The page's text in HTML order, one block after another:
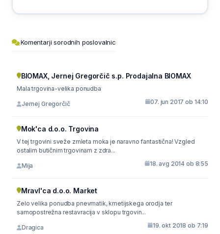
Komentarji sorodnih poslovalnic
BIOMAX, Jernej Gregorčič s.p. Prodajalna BIOMAX
Mala trgovina-velika ponudba
Jernej Gregorčič 07. jun 2017 ob 14:10
Mok'ca d.o.o. Trgovina
V tej trgovini sveže zmleta moka je naravno fantastična! Vzgled
ostalim butičnim trgovinam z zdra...
Mija 18. avg 2014 ob 8:55
Mravl'ca d.o.o. Market
Zelo velika ponudba pnevmatik, kmetijskega orodja ter
samopostrežna restavracija v sklopu trgovin...
Dragica 19. okt 2018 ob 7:19